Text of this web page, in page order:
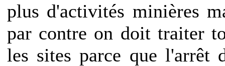
plus d'activités minières
par contre on doit traiter
les sites parce que l'arrêt